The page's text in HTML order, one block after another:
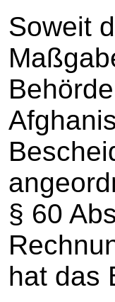
Soweit
§ 60
hat das